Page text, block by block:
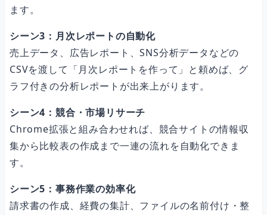
ます。
シーン3：月次レポートの自動化
売上データ、広告レポート、SNS分析データなどの
CSVを渡して「月次レポートを作って」と頼めば、グ
ラフ付きの分析レポートが出来上がります。
シーン4：競合・市場リサーチ
Chrome拡張と組み合わせれば、競合サイトの情報収
集から比較表の作成まで一連の流れを自動化できま
す。
シーン5：事務作業の効率化
請求書の作成、経費の集計、ファイルの名前付け・整